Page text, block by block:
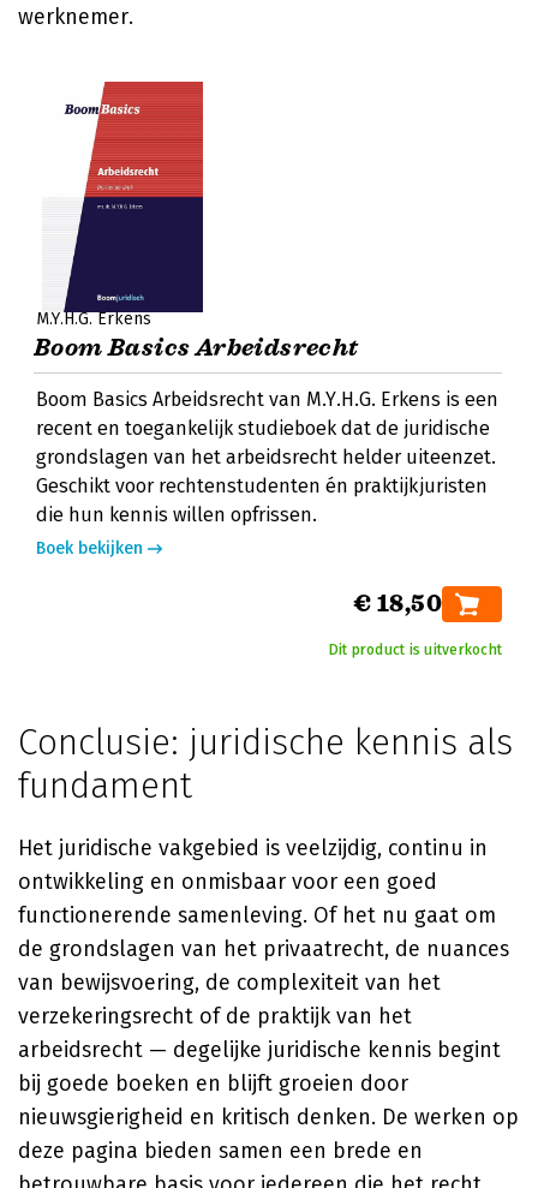
werknemer.
M.Y.H.G. Erkens
Boom Basics Arbeidsrecht
Boom Basics Arbeidsrecht van M.Y.H.G. Erkens is een
recent en toegankelijk studieboek dat de juridische
grondslagen van het arbeidsrecht helder uiteenzet.
Geschikt voor rechtenstudenten én praktijkjuristen
die hun kennis willen opfrissen.
Boek bekijken
€ 18,50
Dit product is uitverkocht
Conclusie: juridische kennis als
fundament
Het juridische vakgebied is veelzijdig, continu in
ontwikkeling en onmisbaar voor een goed
functionerende samenleving. Of het nu gaat om
de grondslagen van het privaatrecht, de nuances
van bewijsvoering, de complexiteit van het
verzekeringsrecht of de praktijk van het
arbeidsrecht — degelijke juridische kennis begint
bij goede boeken en blijft groeien door
nieuwsgierigheid en kritisch denken. De werken op
deze pagina bieden samen een brede en